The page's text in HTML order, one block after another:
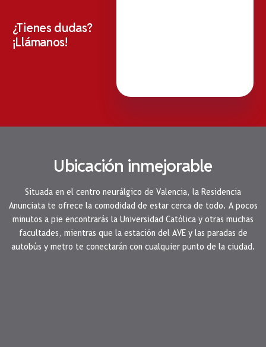
¿Tienes dudas?
¡Llámanos!
Ubicación inmejorable
Situada en el centro neurálgico de Valencia, la Residencia
Anunciata te ofrece la comodidad de estar cerca de todo. A pocos
minutos a pie encontrarás la Universidad Católica y otras muchas
facultades, mientras que la estación del AVE y las paradas de
autobús y metro te conectarán con cualquier punto de la ciudad.